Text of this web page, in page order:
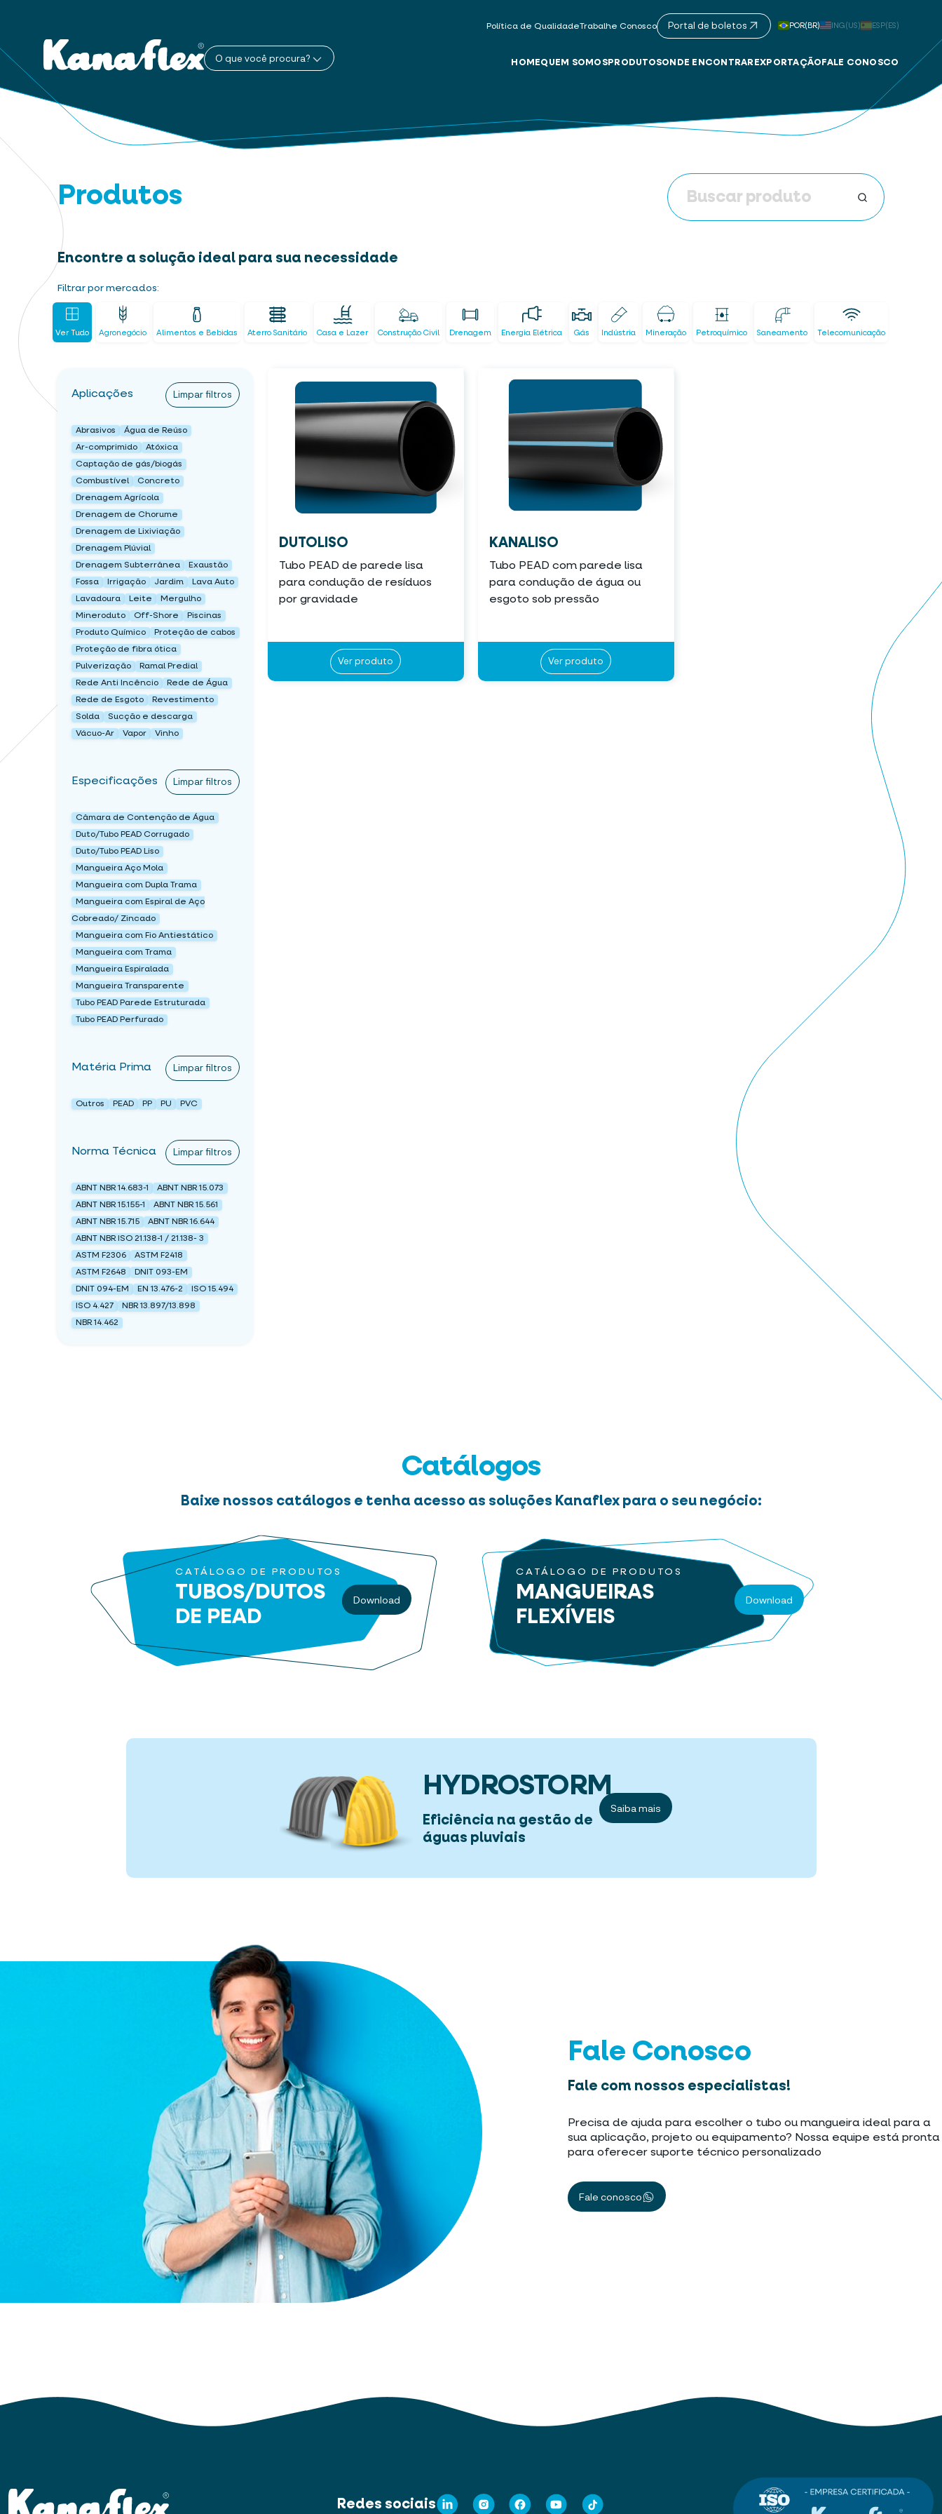
Política de QualidadeTrabalhe Conosco Portal de boletos POR(BR) ING(US) ESP(ES)
O que você procura? HOMEQUEM SOMOS PRODUTOSONDE ENCONTRAR EXPORTAÇÃO FALE CONOSCO
Produtos
Encontre a solução ideal para sua necessidade
Filtrar por mercados:
Ver Tudo Agronegócio Alimentos e Bebidas Aterro Sanitário Casa e Lazer Construção Civil Drenagem Energia Elétrica Gás Indústria Mineração Petroquímico Saneamento Telecomunicação
Aplicações Limpar filtros
Abrasivos
Água de Reúso
Ar-comprimido
Atóxica
Captação de gás/biogás
Combustível
Concreto
Drenagem Agrícola
Drenagem de Chorume
Drenagem de Lixiviação
Drenagem Plúvial
Drenagem Subterrânea
Exaustão
Fossa
Irrigação Jardim
Lava Auto
Lavadoura
Leite
Mergulho
Mineroduto
Off-Shore
Piscinas
Produto Químico
Proteção de cabos
Proteção de fibra ótica
Pulverização
Ramal Predial
Rede Anti Incêncio
Rede de Água
Rede de Esgoto
Revestimento
Solda
Sucção e descarga
Vácuo-Ar
Vapor Vinho
Especificações Limpar filtros
Câmara de Contenção de Água
Duto/Tubo PEAD Corrugado
Duto/Tubo PEAD Liso
Mangueira Aço Mola
Mangueira com Dupla Trama
Mangueira com Espiral de Aço
Cobreado/ Zincado
Mangueira com Fio Antiestático
Mangueira com Trama
Mangueira Espiralada
Mangueira Transparente
Tubo PEAD Parede Estruturada
Tubo PEAD Perfurado
Matéria Prima Limpar filtros
Outros PEAD PP PU PVC
Norma Técnica Limpar filtros
ABNT NBR 14.683-1
ABNT NBR 15.073
ABNT NBR 15.155-1
ABNT NBR 15.561
ABNT NBR 15.715
ABNT NBR 16.644
ABNT NBR ISO 21.138-1 / 21.138- 3
ASTM F2306
ASTM F2418
ASTM F2648
DNIT 093-EM
DNIT 094-EM
EN 13.476-2
ISO 15.494
ISO 4.427
NBR 13.897/13.898
NBR 14.462
DUTOLISO
Tubo PEAD de parede lisa
para condução de resíduos
por gravidade
Ver produto
KANALISO
Tubo PEAD com parede lisa
para condução de água ou
esgoto sob pressão
Ver produto
Catálogos
Baixe nossos catálogos e tenha acesso as soluções Kanaflex para o seu negócio:
CATÁLOGO DE PRODUTOS
TUBOS/DUTOS
DE PEAD
Download
CATÁLOGO DE PRODUTOS
MANGUEIRAS
FLEXÍVEIS
Download
HYDROSTORM
Eficiência na gestão de
águas pluviais
Saiba mais
Fale Conosco
Fale com nossos especialistas!
Precisa de ajuda para escolher o tubo ou mangueira ideal para a
sua aplicação, projeto ou equipamento? Nossa equipe está pronta
para oferecer suporte técnico personalizado
Fale conosco
Redes sociais